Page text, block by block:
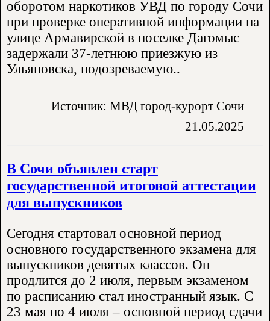
оборотом наркотиков УВД по городу Сочи
при проверке оперативной информации на
улице Армавирской в поселке Дагомыс
задержали 37-летнюю приезжую из
Ульяновска, подозреваемую..
Источник: МВД город-курорт Сочи
21.05.2025
В Сочи объявлен старт
государственной итоговой аттестации
для выпускников
Сегодня стартовал основной период
основного государственного экзамена для
выпускников девятых классов. Он
продлится до 2 июля, первым экзаменом
по расписанию стал иностранный язык. С
23 мая по 4 июля – основной период сдачи